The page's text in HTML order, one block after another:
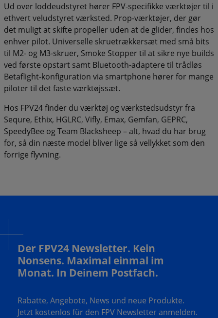
Ud over loddeudstyret hører FPV-specifikke værktøjer til i
ethvert veludstyret værksted. Prop-værktøjer, der gør
det muligt at skifte propeller uden at de glider, findes hos
enhver pilot. Universelle skruetrækkersæt med små bits
til M2- og M3-skruer, Smoke Stopper til at sikre nye builds
ved første opstart samt Bluetooth-adaptere til trådløs
Betaflight-konfiguration via smartphone hører for mange
piloter til det faste værktøjssæt.
Hos FPV24 finder du værktøj og værkstedsudstyr fra
Sequre, Ethix, HGLRC, Vifly, Emax, Gemfan, GEPRC,
SpeedyBee og Team Blacksheep – alt, hvad du har brug
for, så din næste model bliver lige så vellykket som den
forrige flyvning.
Der FPV24 Newsletter. Kein
Nonsens. Maximal einmal im
Monat. In Deinem Postfach.
Rabatte, Angebote, News und neue Produkte.
Jetzt kostenlos für den FPV Newsletter anmelden.